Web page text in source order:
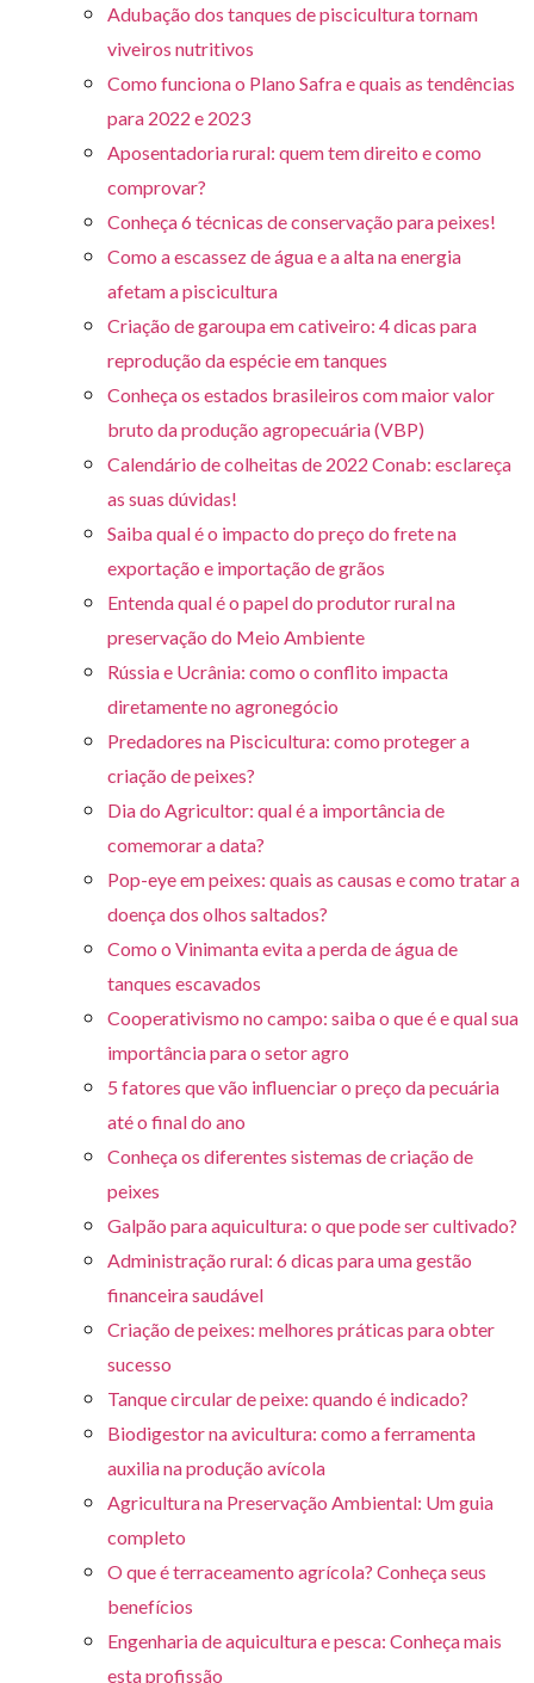
Adubação dos tanques de piscicultura tornam
viveiros nutritivos
Como funciona o Plano Safra e quais as tendências
para 2022 e 2023
Aposentadoria rural: quem tem direito e como
comprovar?
Conheça 6 técnicas de conservação para peixes!
Como a escassez de água e a alta na energia
afetam a piscicultura
Criação de garoupa em cativeiro: 4 dicas para
reprodução da espécie em tanques
Conheça os estados brasileiros com maior valor
bruto da produção agropecuária (VBP)
Calendário de colheitas de 2022 Conab: esclareça
as suas dúvidas!
Saiba qual é o impacto do preço do frete na
exportação e importação de grãos
Entenda qual é o papel do produtor rural na
preservação do Meio Ambiente
Rússia e Ucrânia: como o conflito impacta
diretamente no agronegócio
Predadores na Piscicultura: como proteger a
criação de peixes?
Dia do Agricultor: qual é a importância de
comemorar a data?
Pop-eye em peixes: quais as causas e como tratar a
doença dos olhos saltados?
Como o Vinimanta evita a perda de água de
tanques escavados
Cooperativismo no campo: saiba o que é e qual sua
importância para o setor agro
5 fatores que vão influenciar o preço da pecuária
até o final do ano
Conheça os diferentes sistemas de criação de
peixes
Galpão para aquicultura: o que pode ser cultivado?
Administração rural: 6 dicas para uma gestão
financeira saudável
Criação de peixes: melhores práticas para obter
sucesso
Tanque circular de peixe: quando é indicado?
Biodigestor na avicultura: como a ferramenta
auxilia na produção avícola
Agricultura na Preservação Ambiental: Um guia
completo
O que é terraceamento agrícola? Conheça seus
benefícios
Engenharia de aquicultura e pesca: Conheça mais
esta profissão